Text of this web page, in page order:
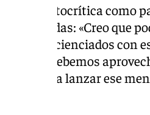
hacer autocrítica como
medidas: «Creo que
muy concienciados con
Debemos
para lanzar ese